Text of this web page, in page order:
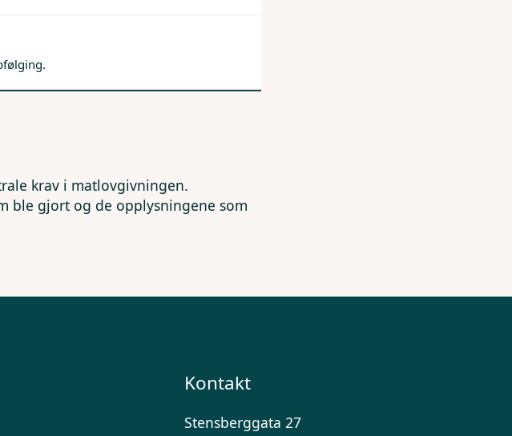
krav i matlovgivningen.
ble gjort og de opplysningene som
Kontakt
Stensberggata 27